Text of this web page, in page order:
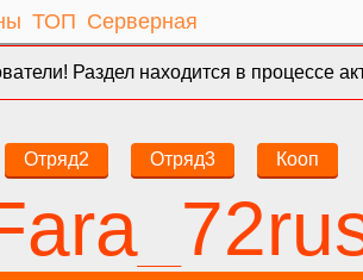
ТОП Серверная
Раздел находится в процессе
Отряд2 Отряд3 Кооп